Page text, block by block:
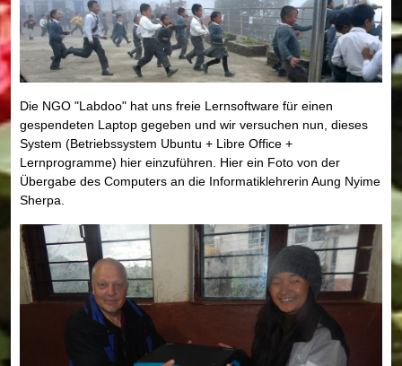
Die NGO "Labdoo" hat uns freie Lernsoftware für einen
gespendeten Laptop gegeben und wir versuchen nun, dieses
System (Betriebssystem Ubuntu + Libre Office +
Lernprogramme) hier einzuführen. Hier ein Foto von der
Übergabe des Computers an die Informatiklehrerin Aung Nyime
Sherpa.